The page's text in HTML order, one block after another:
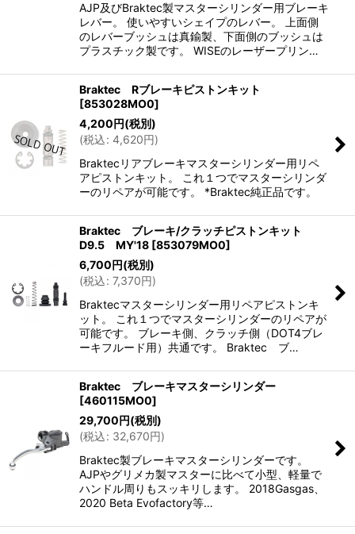
AJP及びBraktec製マスターシリンダー用ブレーキ
レバー。 使いやすいシェイプのレバー。 上面側
のレバーブッシュは真鍮製、下面側のブッシュは
プラスチック製です。 WISEのレーザープリン…
Braktec Rブレーキピストンキット
[853028MO0]
4,200円(税別)
(税込: 4,620円)
Braktecリアブレーキマスターシリンダー用リペ
アピストンキット。 これ１つでマスターシリンダ
ーのリペアが可能です。 *Braktec純正品です。
Braktec ブレーキ/クラッチピストンキット
D9.5 MY'18 [853079MO0]
6,700円(税別)
(税込: 7,370円)
Braktecマスターシリンダー用リペアピストンキ
ット。 これ１つでマスターシリンダーのリペアが
可能です。 ブレーキ側、クラッチ側（DOT4ブレ
ーキフルード用）共通です。 Braktec ブ…
Braktec ブレーキマスターシリンダー
[460115MO0]
29,700円(税別)
(税込: 32,670円)
Braktec製ブレーキマスターシリンダーです。
AJPやグリメカ製マスターに比べて小型、軽量で
ハンドル周りもスッキリします。 2018Gasgas、
2020 Beta Evofactory等…